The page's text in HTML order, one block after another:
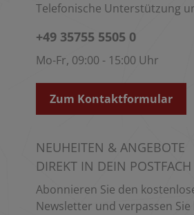
Telefonische Unterstützung
+49 35755 5505 0
Mo-Fr, 09:00 - 15:00 Uhr
Zum Kontaktformular
NEUHEITEN & ANGEBOTE
DIREKT IN DEIN POSTFACH
Abonnieren Sie den
Newsletter und verpassen Sie